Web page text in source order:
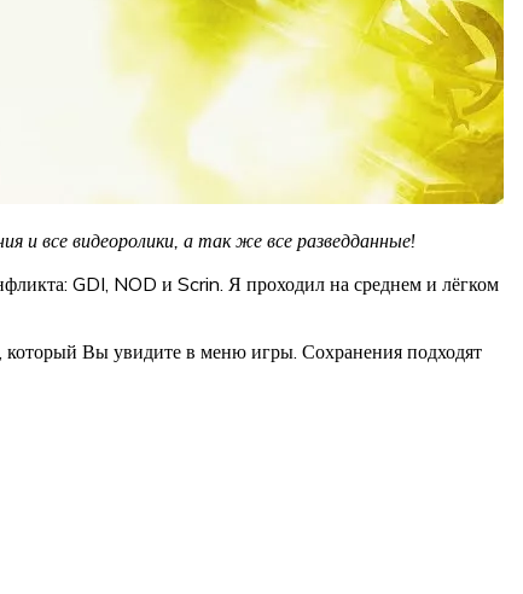
и все видеоролики, а так же все разведданные!
GDI, NOD и Scrin. Я проходил на среднем и лёгком
который Вы увидите в меню игры. Сохранения подходят